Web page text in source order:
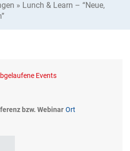
» Lunch & Learn – “Neue,
Events
Ort
bzw. Webinar